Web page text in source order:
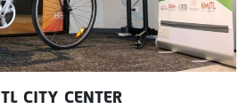
CITY CENTER